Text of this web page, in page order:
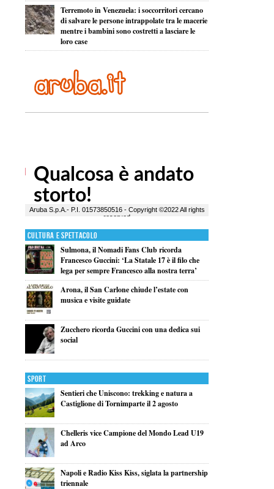
Terremoto in Venezuela: i soccorritori cercano
di salvare le persone intrappolate tra le macerie
mentre i bambini sono costretti a lasciare le
loro case
Cultura e Spettacolo
Sulmona, il Nomadi Fans Club ricorda
Francesco Guccini: ‘La Statale 17 è il filo che
lega per sempre Francesco alla nostra terra’
Arona, il San Carlone chiude l’estate con
musica e visite guidate
Zucchero ricorda Guccini con una dedica sui
social
Sport
Sentieri che Uniscono: trekking e natura a
Castiglione di Tornimparte il 2 agosto
Chelleris vice Campione del Mondo Lead U19
ad Arco
Napoli e Radio Kiss Kiss, siglata la partnership
triennale